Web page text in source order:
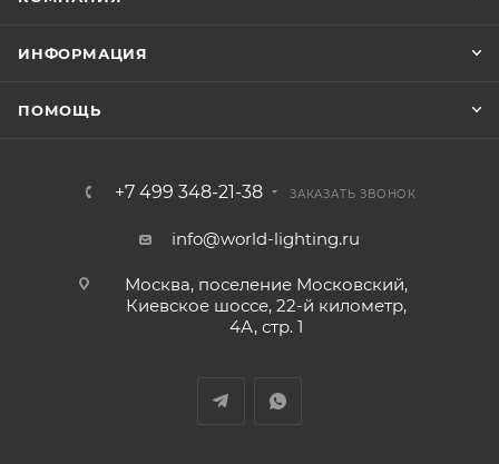
ИНФОРМАЦИЯ
ПОМОЩЬ
+7 499 348-21-38 ЗАКАЗАТЬ ЗВОНОК
info@world-lighting.ru
Москва, поселение Московский,
Киевское шоссе, 22-й километр,
4А, стр. 1